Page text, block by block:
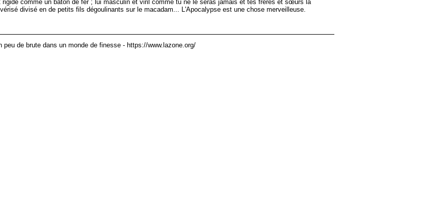
comme un bâton de fer ; lui masculin et viril comme tu ne le seras jamais et tes frères et sœurs la
divisé en de petits fils dégoulinants sur le macadam... L'Apocalypse est une chose merveilleuse.
peu de brute dans un monde de finesse - https://www.lazone.org/